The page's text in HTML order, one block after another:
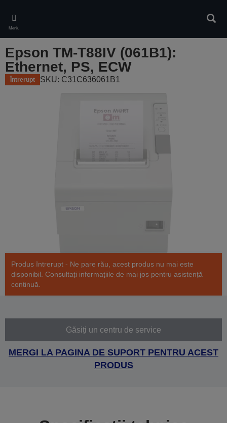
main
content
Meniu
Epson TM-T88IV (061B1):
Ethernet, PS, ECW
Întrerupt SKU: C31C636061B1
Produs întrerupt - Ne pare rău, acest produs nu mai este
disponibil. Consultați informațiile de mai jos pentru asistență
continuă.
Găsiți un centru de service
MERGI LA PAGINA DE SUPORT PENTRU ACEST
PRODUS